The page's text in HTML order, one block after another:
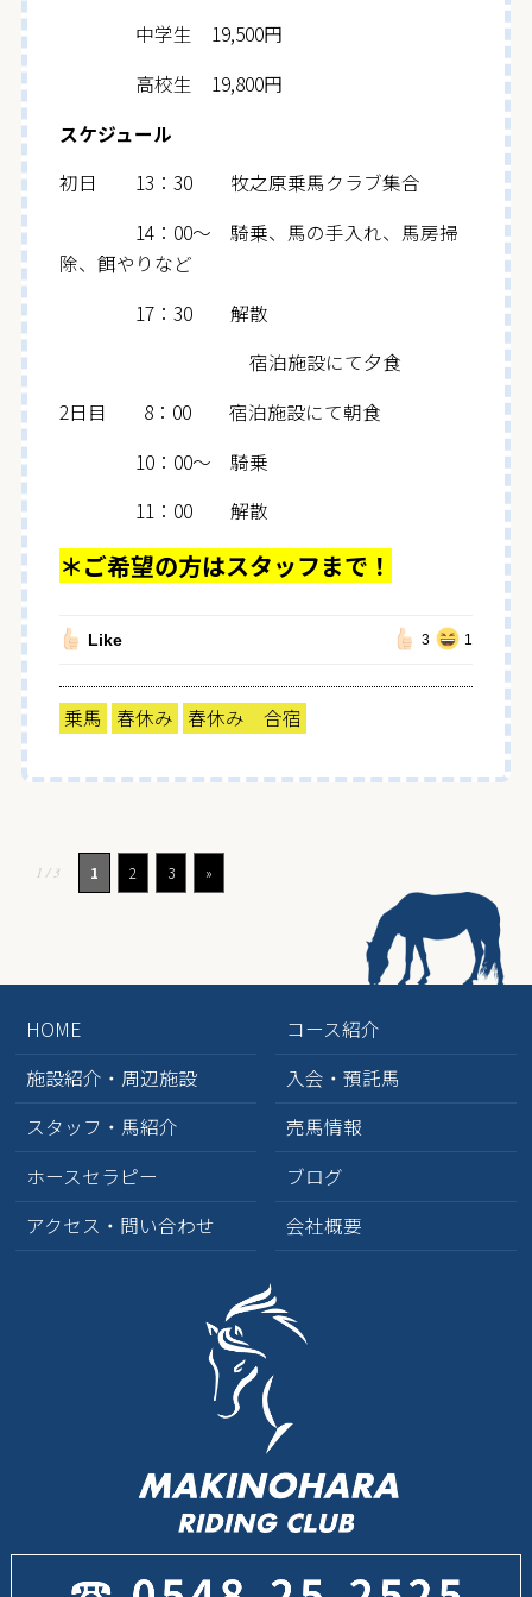
中学生 19,500円
高校生 19,800円
スケジュール
初日 13：30 牧之原乗馬クラブ集合
14：00～ 騎乗、馬の手入れ、馬房掃
除、餌やりなど
17：30 解散
宿泊施設にて夕食
2日目 8：00 宿泊施設にて朝食
10：00～ 騎乗
11：00 解散
＊ご希望の方はスタッフまで！
Like 3 1
乗馬 春休み 春休み 合宿
1 / 3 1 2 3 »
HOME
コース紹介
施設紹介・周辺施設
入会・預託馬
スタッフ・馬紹介
売馬情報
ホースセラピー
ブログ
アクセス・問い合わせ
会社概要